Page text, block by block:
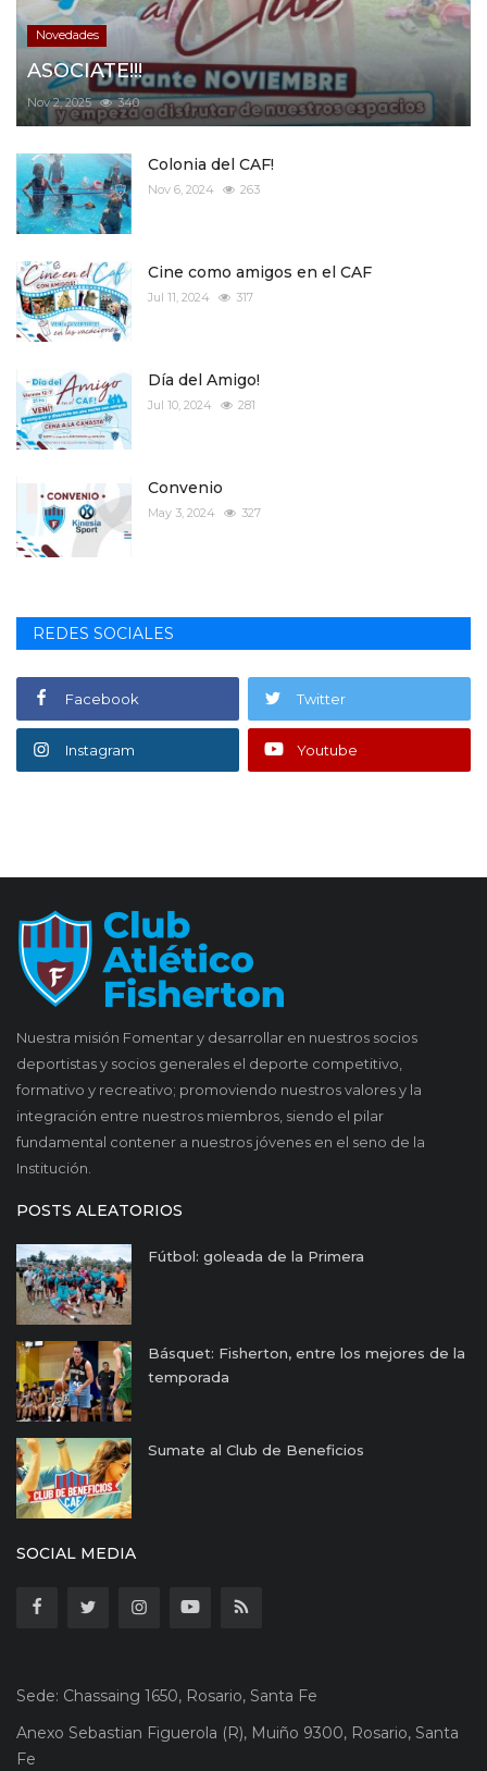
Novedades
ASOCIATE!!!
Nov 2, 2025 340
Colonia del CAF!
Nov 6, 2024 263
Cine como amigos en el CAF
Jul 11, 2024 317
Día del Amigo!
Jul 10, 2024 281
Convenio
May 3, 2024 327
REDES SOCIALES
Facebook Twitter
Instagram Youtube
Nuestra misión Fomentar y desarrollar en nuestros socios
deportistas y socios generales el deporte competitivo,
formativo y recreativo; promoviendo nuestros valores y la
integración entre nuestros miembros, siendo el pilar
fundamental contener a nuestros jóvenes en el seno de la
Institución.
POSTS ALEATORIOS
Fútbol: goleada de la Primera
Básquet: Fisherton, entre los mejores de la
temporada
Sumate al Club de Beneficios
SOCIAL MEDIA
Sede: Chassaing 1650, Rosario, Santa Fe
Anexo Sebastian Figuerola (R), Muiño 9300, Rosario, Santa
Fe